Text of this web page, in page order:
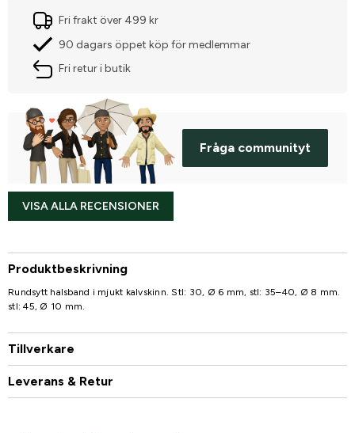
Fri frakt över 499 kr
90 dagars öppet köp för medlemmar
Fri retur i butik
Fråga communityt
VISA ALLA RECENSIONER
Produktbeskrivning
Rundsytt halsband i mjukt kalvskinn. Stl: 30, Ø 6 mm, stl: 35–40, Ø 8 mm.
stl: 45, Ø 10 mm.
Tillverkare
Leverans & Retur